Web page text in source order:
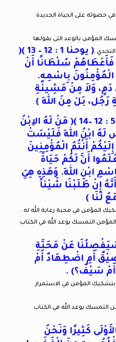
حصوله على الحياة الجديدة
المؤمن بالوعد التى يقولها
.
( يوحنا 1 : 12 – 13 )(
فَأَعْطَاهُمْ سُلْطَانًا أَنْ
الْمُؤْمِنُونَ بِاسْمِهِ.
دَمٍ، وَلاَ مِنْ مَشِيئَةِ
بَلْ مِنَ اللهِ ) .
( رسالة يوحنا الأولى 5 : 12 –14 )( مَنْ لَهُ الاِبْنُ
لَهُ ابْنُ اللهِ فَلَيْسَتْ
أَنْتُمُ الْمُؤْمِنِينَ
أَنَّ لَكُمْ حَيَاةً
ابْنِ اللهِ. وَهَذِهِ هِيَ
إِنْ طَلَبْنَا شَيْئاً
لَنَا ) .
التمسك بوعد الله في الكتاب
35 )( مَنْ سَيَفْصِلُنَا عَنْ مَحَبَّةِ
أَمِ اضْطِهَادٌ أَمْ
أَمْ سَيْفٌ؟) .
بتشكيك المؤمن في الاستمرار
التمسك بوعد الله في الكتاب
9 – 10 ) فَبِالأَوْلَى كَثِيرًا وَنَحْنُ